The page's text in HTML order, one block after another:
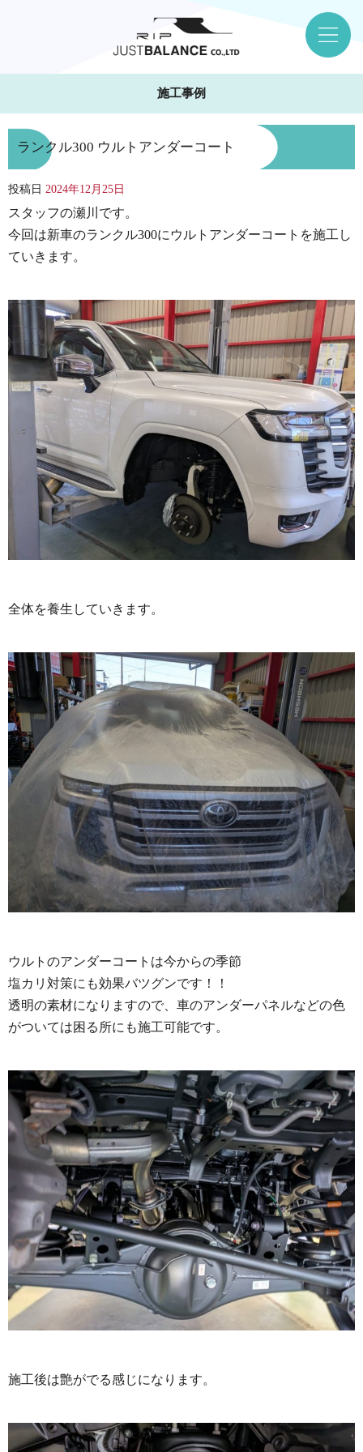
施工事例
ランクル300 ウルトアンダーコート
投稿日 2024年12月25日
スタッフの瀬川です。
今回は新車のランクル300にウルトアンダーコートを施工し
ていきます。
全体を養生していきます。
ウルトのアンダーコートは今からの季節
塩カリ対策にも効果バツグンです！！
透明の素材になりますので、車のアンダーパネルなどの色
がついては困る所にも施工可能です。
施工後は艶がでる感じになります。